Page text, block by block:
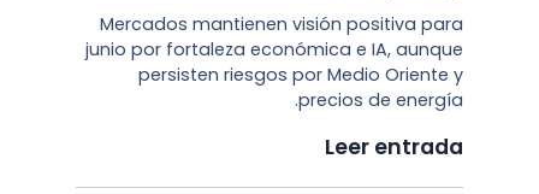
Mercados mantienen visión positiva para
junio por fortaleza económica e IA, aunque
persisten riesgos por Medio Oriente y
precios de energía.
Leer entrada